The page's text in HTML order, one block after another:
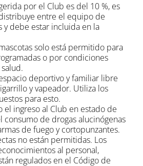
por el Club es del 10 %, es
entre el equipo de
y debe estar incluida en la
solo está permitido para
o por condiciones
deportivo y familiar libre
y vapeador. Utiliza los
para esto.
el ingreso al Club en estado de
consumo de drogas alucinógenas
de fuego y cortopunzantes.
no están permitidas. Los
al personal,
regulados en el Código de